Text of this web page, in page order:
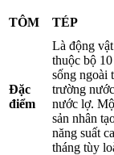
TÔM TÉP
Đặc
điểm
Là động
thuộc bộ
sống ngoài
trường
nước lợ.
sản nhân
năng suất
tháng tùy